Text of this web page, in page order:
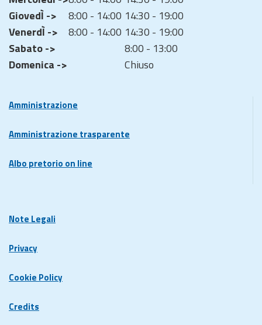
GiovedÌ ->
8:00 - 14:00 14:30 - 19:00
VenerdÌ ->
8:00 - 14:00 14:30 - 19:00
Sabato ->
8:00 - 13:00
Domenica ->
Chiuso
Amministrazione
Amministrazione trasparente
Albo pretorio on line
Note Legali
Privacy
Cookie Policy
Credits